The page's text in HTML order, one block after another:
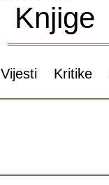
Knjige
Vijesti Kritike